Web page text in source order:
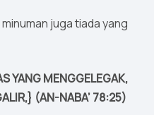
juga tiada yang
YANG MENGGELEGAK,
(AN-NABA’ 78:25)